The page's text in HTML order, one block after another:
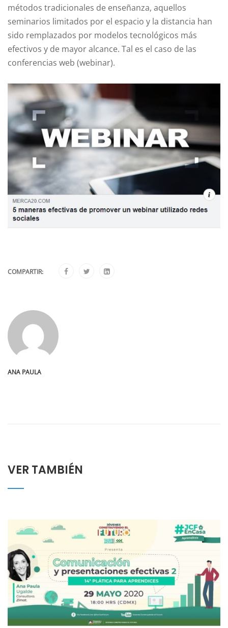
métodos tradicionales de enseñanza, aquellos
seminarios limitados por el espacio y la distancia han
sido remplazados por modelos tecnológicos más
efectivos y de mayor alcance. Tal es el caso de las
conferencias web (webinar).
COMPARTIR:
ANA PAULA
VER TAMBIÉN